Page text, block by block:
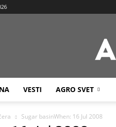
VESTI AGRO SVET
Sugar basinWhen: 16 Jul 2008